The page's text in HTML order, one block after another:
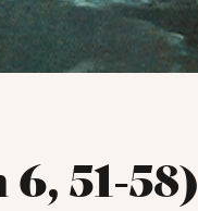
6, 51-58)